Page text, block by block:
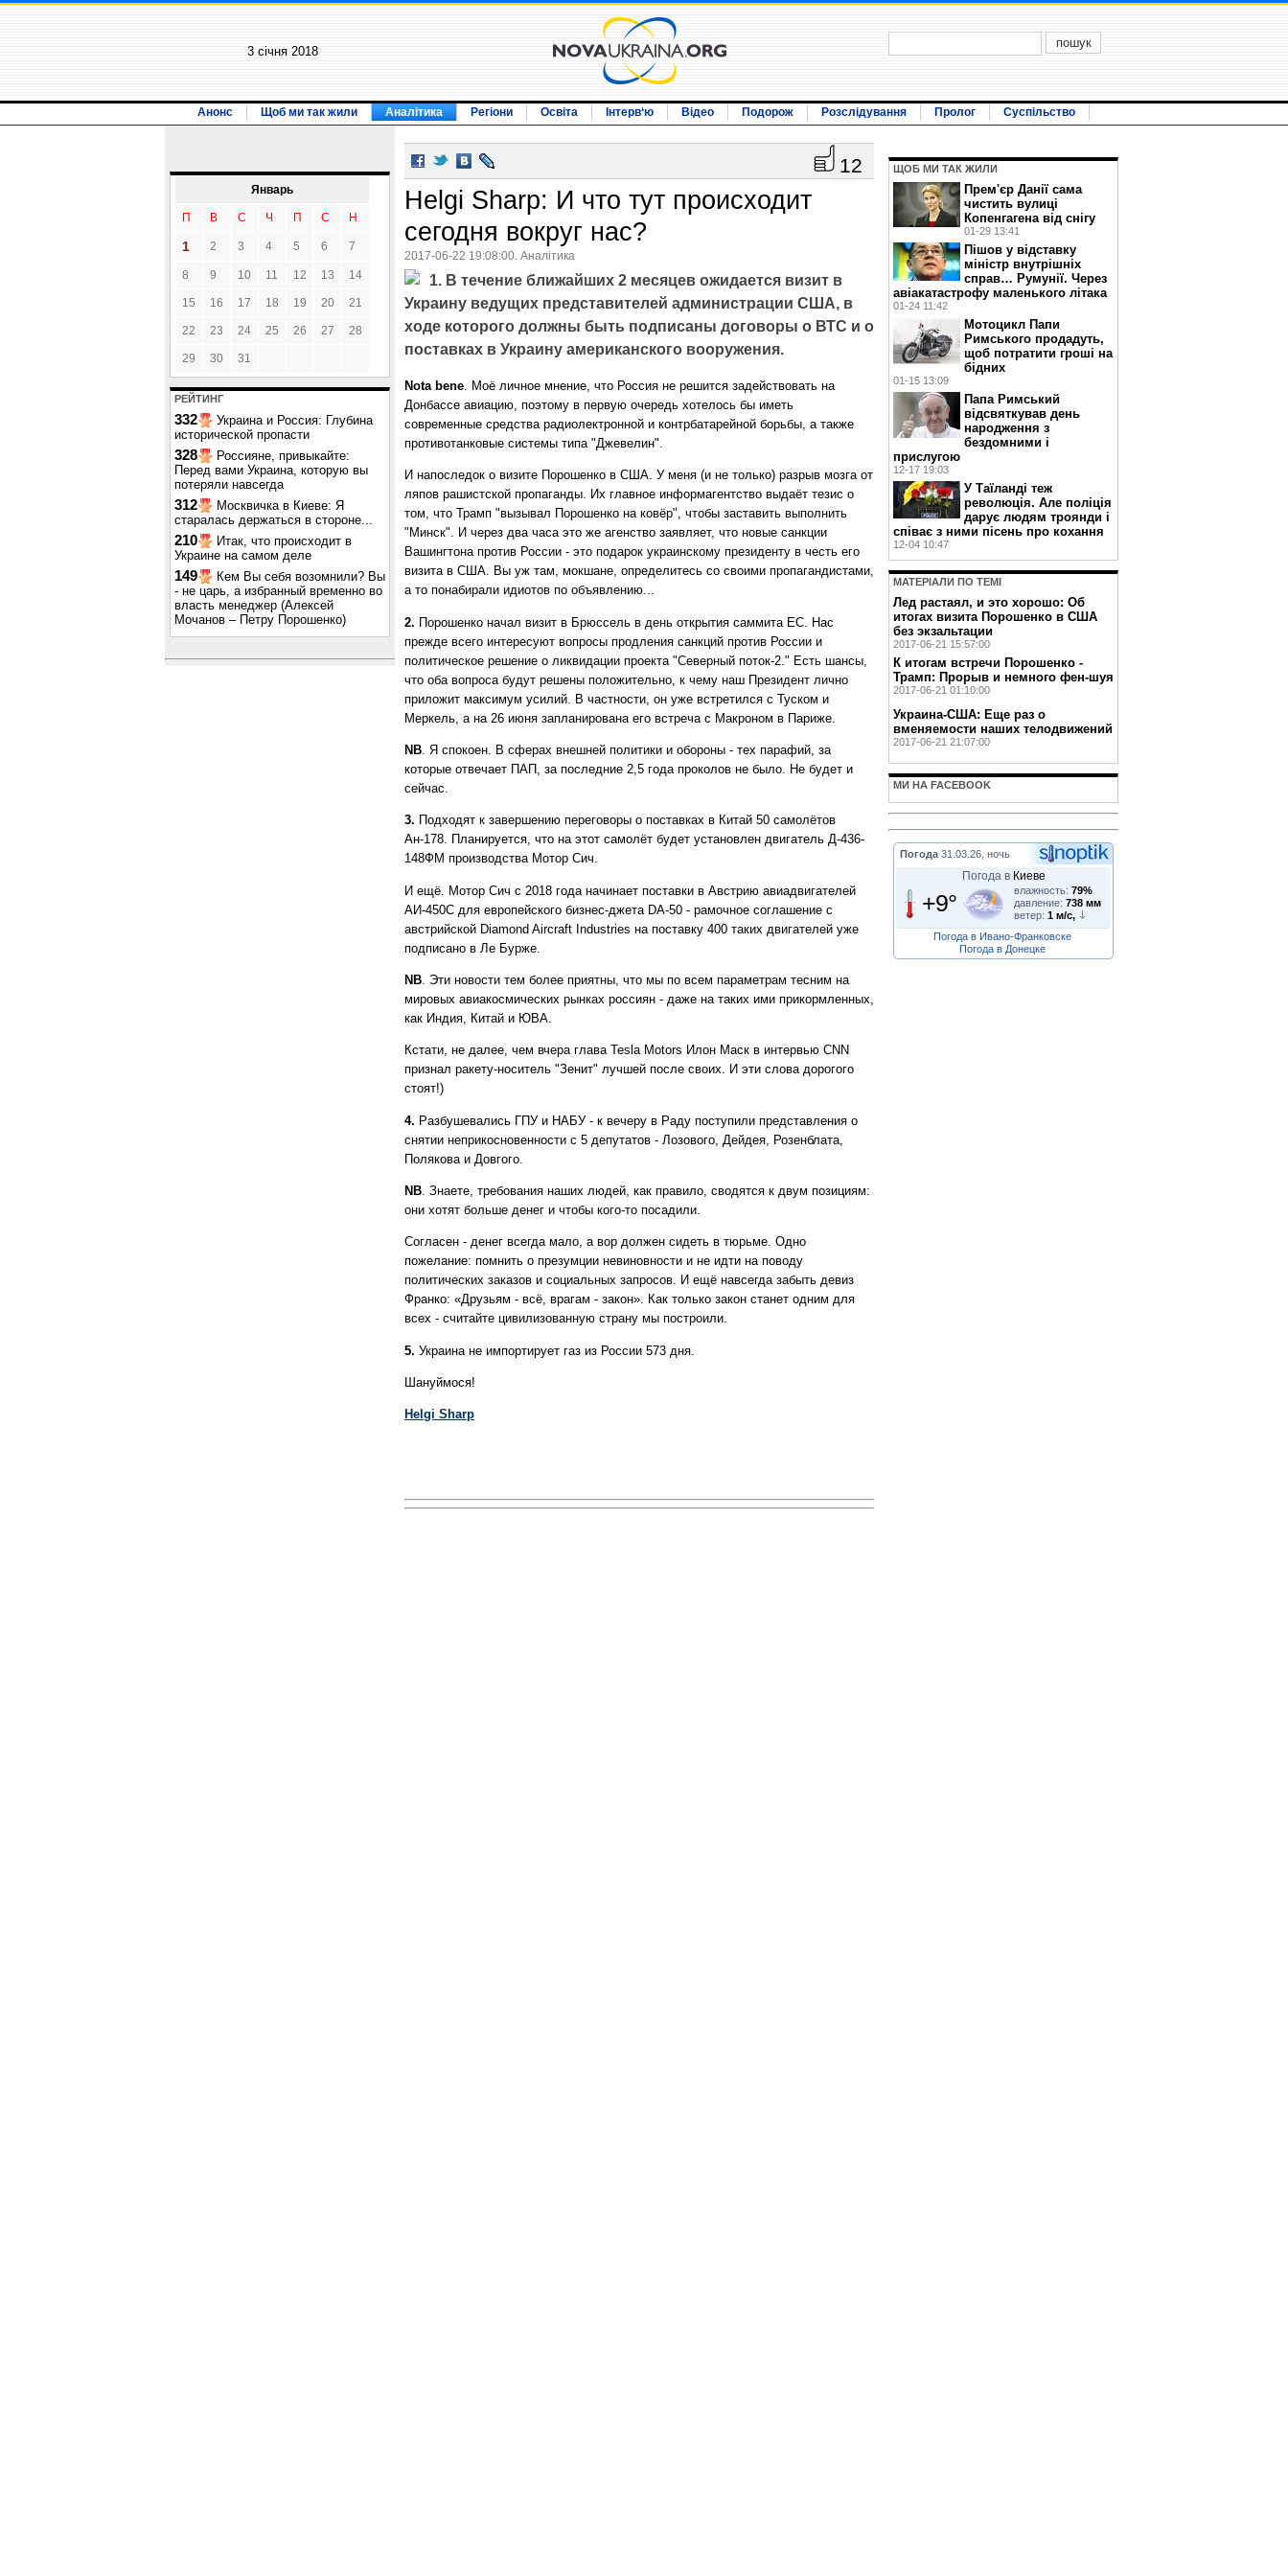
3 січня 2018
Анонс Щоб ми так жили Аналітика Регіони Освіта Інтерв‘ю Відео Подорож Розслідування Пролог Суспільство
Январь
П В С Ч П С Н
1 2 3 4 5 6 7
8 9 10 11 12 13 14
15 16 17 18 19 20 21
22 23 24 25 26 27 28
29 30 31
РЕЙТИНГ
332
Украина и Россия: Глубина
исторической пропасти
328
Россияне, привыкайте:
Перед вами Украина, которую вы
потеряли навсегда
312
Москвичка в Киеве: Я
старалась держаться в стороне...
210
Итак, что происходит в
Украине на самом деле
149
Кем Вы себя возомнили? Вы
- не царь, а избранный временно во
власть менеджер (Алексей
Мочанов – Петру Порошенко)
12
Helgi Sharp: И что тут происходит
сегодня вокруг нас?
2017-06-22 19:08:00. Аналітика
1. В течение ближайших 2 месяцев ожидается визит в
Украину ведущих представителей администрации США, в
ходе которого должны быть подписаны договоры о ВТС и о
поставках в Украину американского вооружения.
Nota bene. Моё личное мнение, что Россия не решится задействовать на
Донбассе авиацию, поэтому в первую очередь хотелось бы иметь
современные средства радиолектронной и контрбатарейной борьбы, а также
противотанковые системы типа "Джевелин".
И напоследок о визите Порошенко в США. У меня (и не только) разрыв мозга от
ляпов рашистской пропаганды. Их главное информагентство выдаёт тезис о
том, что Трамп "вызывал Порошенко на ковёр", чтобы заставить выполнить
"Минск". И через два часа это же агенство заявляет, что новые санкции
Вашингтона против России - это подарок украинскому президенту в честь его
визита в США. Вы уж там, мокшане, определитесь со своими пропагандистами,
а то понабирали идиотов по объявлению...
2. Порошенко начал визит в Брюссель в день открытия саммита ЕС. Нас
прежде всего интересуют вопросы продления санкций против России и
политическое решение о ликвидации проекта "Северный поток-2." Есть шансы,
что оба вопроса будут решены положительно, к чему наш Президент лично
приложит максимум усилий. В частности, он уже встретился с Туском и
Меркель, а на 26 июня запланирована его встреча с Макроном в Париже.
NB . Я спокоен. В сферах внешней политики и обороны - тех парафий, за
которые отвечает ПАП, за последние 2,5 года проколов не было. Не будет и
сейчас.
3. Подходят к завершению переговоры о поставках в Китай 50 самолётов
Ан-178. Планируется, что на этот самолёт будет установлен двигатель Д-436-
148ФМ производства Мотор Сич.
И ещё. Мотор Сич с 2018 года начинает поставки в Австрию авиадвигателей
АИ-450С для европейского бизнес-джета DA-50 - рамочное соглашение с
австрийской Diamond Aircraft Industries на поставку 400 таких двигателей уже
подписано в Ле Бурже.
NB . Эти новости тем более приятны, что мы по всем параметрам тесним на
мировых авиакосмических рынках россиян - даже на таких ими прикормленных,
как Индия, Китай и ЮВА.
Кстати, не далее, чем вчера глава Tesla Motors Илон Маск в интервью CNN
признал ракету-носитель "Зенит" лучшей после своих. И эти слова дорогого
стоят!)
4. Разбушевались ГПУ и НАБУ - к вечеру в Раду поступили представления о
снятии неприкосновенности с 5 депутатов - Лозового, Дейдея, Розенблата,
Полякова и Довгого.
NB . Знаете, требования наших людей, как правило, сводятся к двум позициям:
они хотят больше денег и чтобы кого-то посадили.
Согласен - денег всегда мало, а вор должен сидеть в тюрьме. Одно
пожелание: помнить о презумции невиновности и не идти на поводу
политических заказов и социальных запросов. И ещё навсегда забыть девиз
Франко: «Друзьям - всё, врагам - закон». Как только закон станет одним для
всех - считайте цивилизованную страну мы построили.
5. Украина не импортирует газ из России 573 дня.
Шануймося!
Helgi Sharp
ЩОБ МИ ТАК ЖИЛИ
Прем'єр Данії сама
чистить вулиці
Копенгагена від снігу
01-29 13:41
Пішов у відставку
міністр внутрішніх
справ… Румунії. Через
авіакатастрофу маленького літака
01-24 11:42
Мотоцикл Папи
Римського продадуть,
щоб потратити гроші на
бідних
01-15 13:09
Папа Римський
відсвяткував день
народження з
бездомними і
прислугою
12-17 19:03
У Таїланді теж
революція. Але поліція
дарує людям троянди і
співає з ними пісень про кохання
12-04 10:47
МАТЕРIАЛИ ПО ТЕМI
Лед растаял, и это хорошо: Об
итогах визита Порошенко в США
без экзальтации
2017-06-21 15:57:00
К итогам встречи Порошенко -
Трамп: Прорыв и немного фен-шуя
2017-06-21 01:10:00
Украина-США: Еще раз о
вменяемости наших телодвижений
2017-06-21 21:07:00
МИ НА FACEBOOK
Погода 31.03.26, ночь
Погода в Киеве
+9° влажность: 79%
давление: 738 мм
ветер: 1 м/с,
Погода в Ивано-Франковске
Погода в Донецке